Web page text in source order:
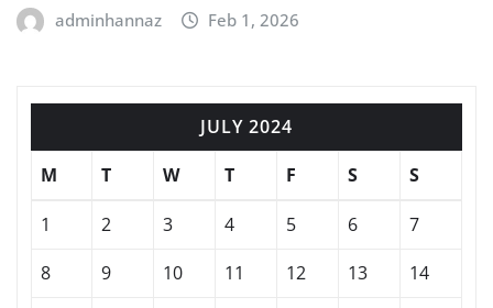
adminhannaz Feb 1, 2026
JULY 2024
M
T W T F S S
1 2 3 4 5 6
7
8
9 10 11 12 13
14